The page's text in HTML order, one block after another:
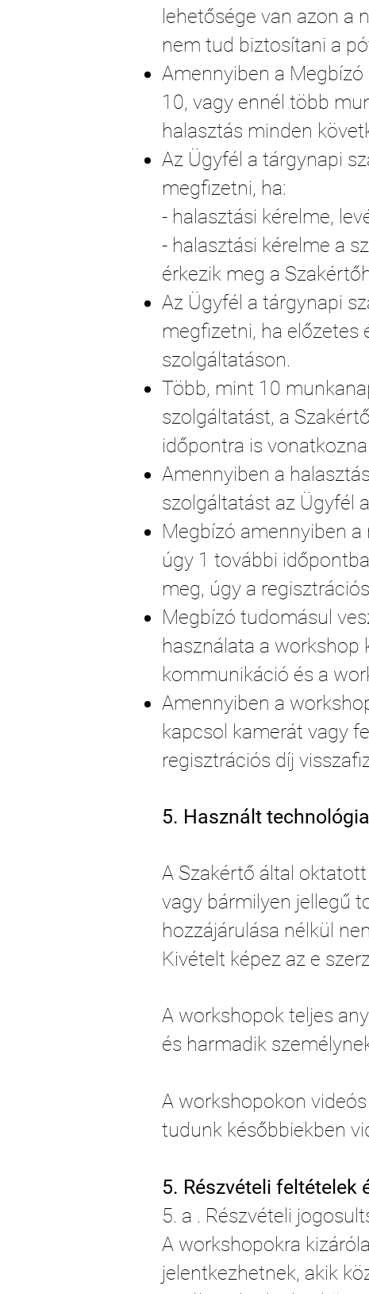
lehetősége van azon a
nem tud biztosítani a
Amennyiben a
10, vagy ennél több
halasztás minden
Az Ügyfél a tárgynapi
megfizetni, ha:
- halasztási kérelme,
- halasztási kérelme a
érkezik meg a
Az Ügyfél a tárgynapi
megfizetni, ha előzetes
szolgáltatáson.
Több, mint 10
szolgáltatást, a
időpontra is
Amennyiben a
szolgáltatást az Ügyfél
Megbízó amennyiben
úgy 1 további
meg, úgy a
Megbízó tudomásul
használata a workshop
kommunikáció és a
Amennyiben a
kapcsol kamerát vagy
regisztrációs díj
5. Használt
A Szakértő által
vagy bármilyen jellegű
hozzájárulása nélkül
Kivételt képez az e
A workshopok teljes
és harmadik
A workshopokon
tudunk későbbiekben
5. Részvételi feltételek
5. a . Részvételi
A workshopokra
jelentkezhetnek, akik